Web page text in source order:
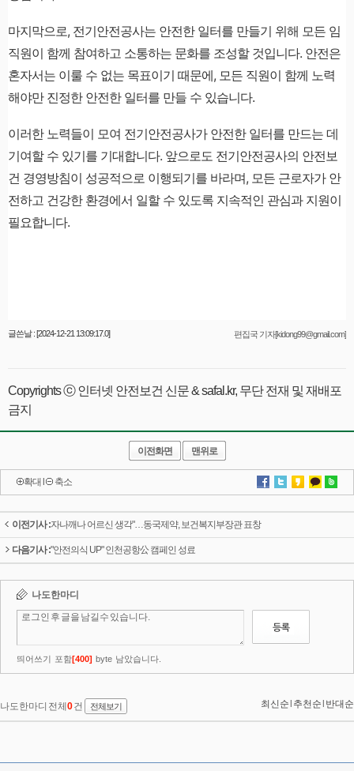
마지막으로, 전기안전공사는 안전한 일터를 만들기 위해 모든 임
직원이 함께 참여하고 소통하는 문화를 조성할 것입니다. 안전은
혼자서는 이룰 수 없는 목표이기 때문에, 모든 직원이 함께 노력
해야만 진정한 안전한 일터를 만들 수 있습니다.
이러한 노력들이 모여 전기안전공사가 안전한 일터를 만드는 데
기여할 수 있기를 기대합니다. 앞으로도 전기안전공사의 안전보
건 경영방침이 성공적으로 이행되기를 바라며, 모든 근로자가 안
전하고 건강한 환경에서 일할 수 있도록 지속적인 관심과 지원이
필요합니다.
글쓴날 : [2024-12-21 13:09:17.0] 편집국 기자[kidong99@gmail.com]
Copyrights ⓒ 인터넷 안전보건 신문 & safal.kr, 무단 전재 및 재배포
금지
이전화면 맨위로
확대l 축소
이전기사 :자나깨나 어르신 생각"…동국제약, 보건복지부장관 표창
다음기사 :"안전의식 UP" 인천공항公 캠페인 성료